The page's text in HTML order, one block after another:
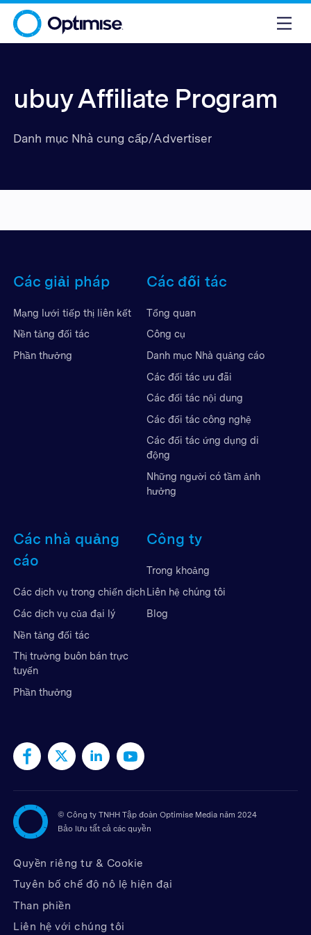
ubuy Affiliate Program
Danh mục Nhà cung cấp/Advertiser
Các giải pháp
Mạng lưới tiếp thị liên kết
Nền tảng đối tác
Phần thưởng
Các đối tác
Tổng quan
Công cụ
Danh mục Nhà quảng cáo
Các đối tác ưu đãi
Các đối tác nội dung
Các đối tác công nghệ
Các đối tác ứng dụng di
động
Những người có tầm ảnh
hưởng
Các nhà quảng
cáo
Các dịch vụ trong chiến dịch
Các dịch vụ của đại lý
Nền tảng đối tác
Thị trường buôn bán trực
tuyến
Phần thưởng
Công ty
Trong khoảng
Liên hệ chúng tôi
Blog
© Công ty TNHH Tập đoàn Optimise Media năm 2024
Bảo lưu tất cả các quyền
Quyền riêng tư & Cookie
Tuyên bố chế độ nô lệ hiện đại
Than phiền
Liên hệ với chúng tôi